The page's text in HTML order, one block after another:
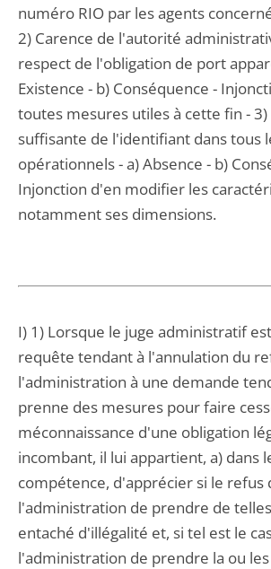
numéro RIO par les agents
2) Carence de l'autorité
respect de l'obligation de port
Existence - b) Conséquence -
toutes mesures utiles à cette fin -
suffisante de l'identifiant dans tous
opérationnels - a) Absence - b)
Injonction d'en modifier les
notamment ses dimensions.
I) 1) Lorsque le juge administratif
requête tendant à l'annulation du
l'administration à une demande
prenne des mesures pour faire
méconnaissance d'une obligation
incombant, il lui appartient, a) dans
compétence, d'apprécier si le refus
l'administration de prendre de
entaché d'illégalité et, si tel est le
l'administration de prendre la ou